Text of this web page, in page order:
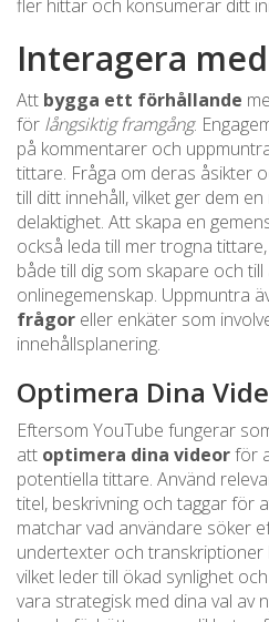
fler hittar och konsumerar ditt
Interagera
Att bygga ett förhållande
för långsiktig framgång.
på kommentarer och
tittare. Fråga om deras åsikter
till ditt innehåll, vilket ger dem
delaktighet. Att skapa en
också leda till mer trogna
både till dig som skapare och
onlinegemenskap. Uppmuntra
frågor eller enkäter som
innehållsplanering.
Optimera Dina
Eftersom YouTube fungerar
att optimera dina videorför
potentiella tittare. Använd
titel, beskrivning och taggar för
matchar vad användare söker
undertexter och transkriptioner
vilket leder till ökad synlighet
vara strategisk med dina val av